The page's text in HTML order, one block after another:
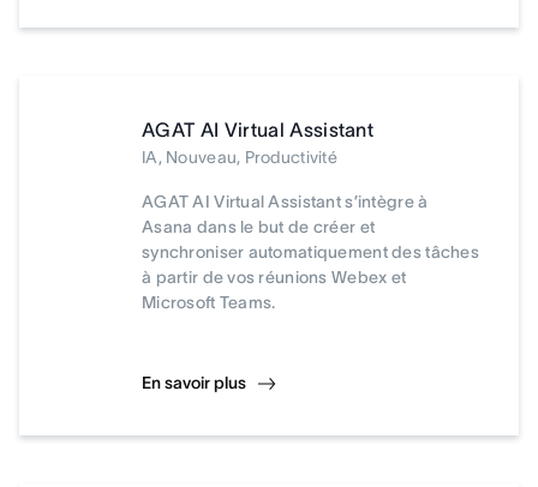
AGAT AI Virtual Assistant
IA, Nouveau, Productivité
AGAT AI Virtual Assistant s’intègre à
Asana dans le but de créer et
synchroniser automatiquement des tâches
à partir de vos réunions Webex et
Microsoft Teams.
En savoir plus